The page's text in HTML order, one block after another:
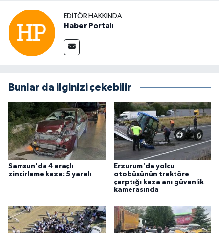
EDITÖR HAKKINDA
Haber Portalı
Bunlar da ilginizi çekebilir
Samsun'da 4 araçlı
zincirleme kaza: 5 yaralı
Erzurum'da yolcu
otobüsünün traktöre
çarptığı kaza anı güvenlik
kamerasında